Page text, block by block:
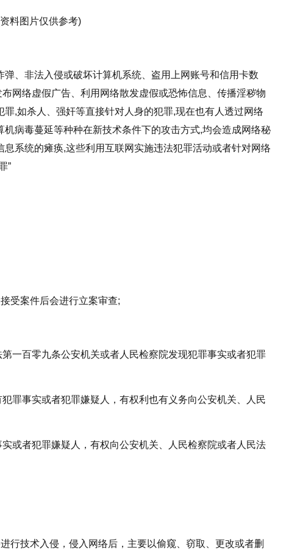
料图片仅供参考)
、非法入侵或破坏计算机系统、盗用上网账号和信用卡数
网络虚假广告、利用网络散发虚假或恐怖信息、传播淫秽物
,如杀人、强奸等直接针对人身的犯罪,现在也有人透过网络
病毒蔓延等种种在新技术条件下的攻击方式,均会造成网络秘
系统的瘫痪,这些利用互联网实施违法犯罪活动或者针对网络
”
受案件后会进行立案审查;
一百零九条公安机关或者人民检察院发现犯罪事实或者犯罪
罪事实或者犯罪嫌疑人，有权利也有义务向公安机关、人民
或者犯罪嫌疑人，有权向公安机关、人民检察院或者人民法
行技术入侵，侵入网络后，主要以偷窥、窃取、更改或者删